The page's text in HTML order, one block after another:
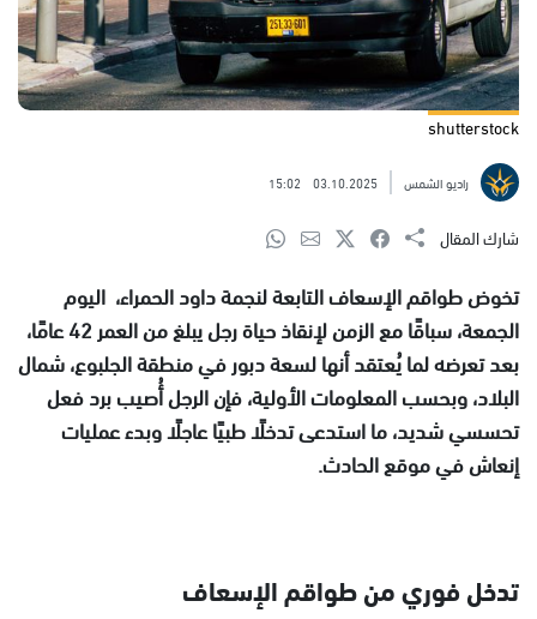
shutterstock
راديو الشمس 03.10.2025
15:02
شارك المقال
تخوض طواقم الإسعاف التابعة لنجمة داود الحمراء، اليوم
الجمعة، سباقًا مع الزمن لإنقاذ حياة رجل يبلغ من العمر 42 عامًا،
بعد تعرضه لما يُعتقد أنها لسعة دبور في منطقة الجلبوع، شمال
البلاد، وبحسب المعلومات الأولية، فإن الرجل أُصيب برد فعل
تحسسي شديد، ما استدعى تدخلًا طبيًا عاجلًا وبدء عمليات
إنعاش في موقع الحادث.
تدخل فوري من طواقم الإسعاف